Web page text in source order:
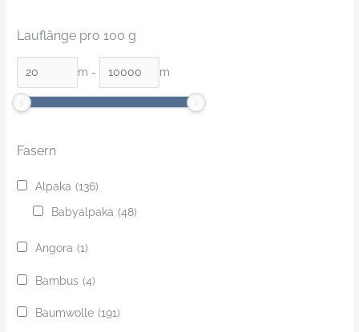
Lauflänge pro 100 g
m - m
Fasern
Alpaka (136)
Babyalpaka (48)
Angora (1)
Bambus (4)
Baumwolle (191)